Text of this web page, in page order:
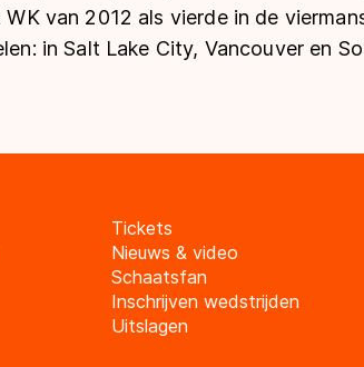
van 2012 als vierde in de
in Salt Lake City, Vancouver en
Tickets
Nieuws & video
Schaatsfan
Inschrijven wedstrijden
Uitslagen